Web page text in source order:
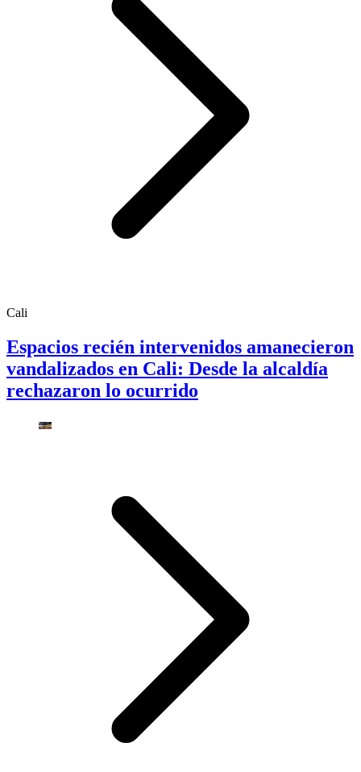
Cali
Espacios recién intervenidos amanecieron
vandalizados en Cali: Desde la alcaldía
rechazaron lo ocurrido